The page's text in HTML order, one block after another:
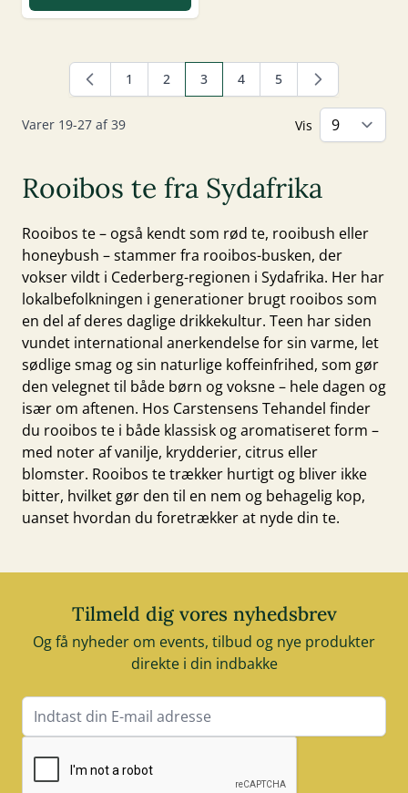
Varer 19-27 af39
Side
1 Side
2 Du læser i øjeblikket side
3 Side
4 Side
5
Vis
Rooibos te fra Sydafrika
Rooibos te – også kendt som rød te, rooibush eller
honeybush – stammer fra rooibos-busken, der
vokser vildt i Cederberg-regionen i Sydafrika. Her har
lokalbefolkningen i generationer brugt rooibos som
en del af deres daglige drikkekultur. Teen har siden
vundet international anerkendelse for sin varme, let
sødlige smag og sin naturlige koffeinfrihed, som gør
den velegnet til både børn og voksne – hele dagen og
især om aftenen. Hos Carstensens Tehandel finder
du rooibos te i både klassisk og aromatiseret form –
med noter af vanilje, krydderier, citrus eller
blomster. Rooibos te trækker hurtigt og bliver ikke
bitter, hvilket gør den til en nem og behagelig kop,
uanset hvordan du foretrækker at nyde din te.
Tilmeld dig vores nyhedsbrev
Og få nyheder om events, tilbud og nye produkter
direkte i din indbakke
E-mail adresse